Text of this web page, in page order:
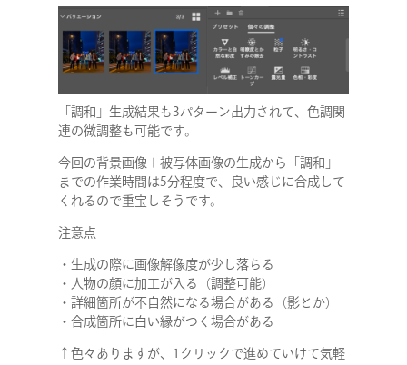
RECRUIT
「調和」生成結果も3パターン出力されて、色調関
連の微調整も可能です。
今回の背景画像＋被写体画像の生成から「調和」
までの作業時間は5分程度で、良い感じに合成して
くれるので重宝しそうです。
注意点
・生成の際に画像解像度が少し落ちる
・人物の顔に加工が入る（調整可能）
・詳細箇所が不自然になる場合がある（影とか）
・合成箇所に白い縁がつく場合がある
↑色々ありますが、1クリックで進めていけて気軽